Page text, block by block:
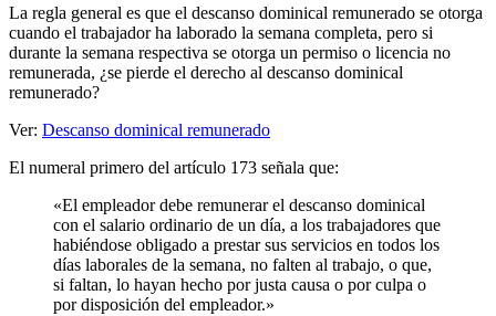
La regla general es que el descanso dominical remunerado se otorga
cuando el trabajador ha laborado la semana completa, pero si
durante la semana respectiva se otorga un permiso o licencia no
remunerada, ¿se pierde el derecho al descanso dominical
remunerado?
Ver: Descanso dominical remunerado
El numeral primero del artículo 173 señala que:
«El empleador debe remunerar el descanso dominical
con el salario ordinario de un día, a los trabajadores que
habiéndose obligado a prestar sus servicios en todos los
días laborales de la semana, no falten al trabajo, o que,
si faltan, lo hayan hecho por justa causa o por culpa o
por disposición del empleador.»